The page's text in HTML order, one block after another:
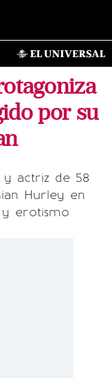
por su
actriz de 58
Hurley en
y erotismo